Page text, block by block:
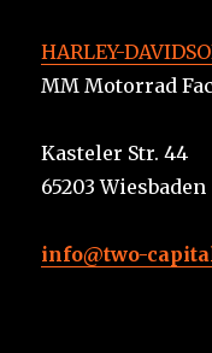
HARLEY-
MM Motorrad
Kasteler Str. 44
65203 Wiesbaden
info@two-